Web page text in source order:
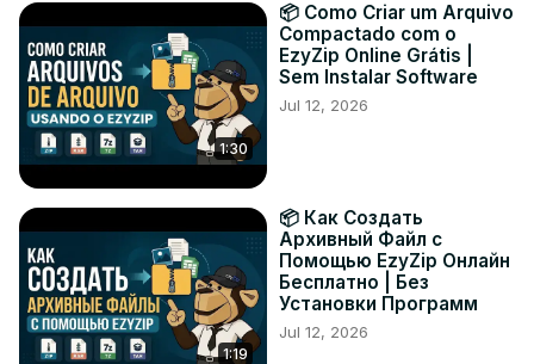
1:30
📦 Como Criar um Arquivo
Compactado com o
EzyZip Online Grátis |
Sem Instalar Software
Jul 12, 2026
1:19
📦 Как Создать
Архивный Файл с
Помощью EzyZip Онлайн
Бесплатно | Без
Установки Программ
Jul 12, 2026